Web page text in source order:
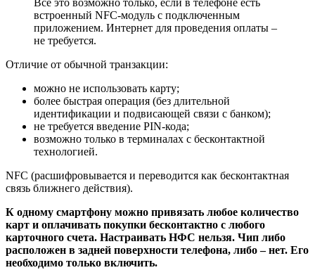
Все это возможно только, если в телефоне есть
встроенный NFC-модуль с подключенным
приложением. Интернет для проведения оплаты –
не требуется.
Отличие от обычной транзакции:
можно не использовать карту;
более быстрая операция (без длительной
идентификации и подвисающей связи с банком);
не требуется введение PIN-кода;
возможно только в терминалах с бесконтактной
технологией.
NFC (расшифровывается и переводится как бесконтактная
связь ближнего действия).
К одному смартфону можно привязать любое количество
карт и оплачивать покупки бесконтактно с любого
карточного счета. Настраивать НФС нельзя. Чип либо
расположен в задней поверхности телефона, либо – нет. Его
необходимо только включить.